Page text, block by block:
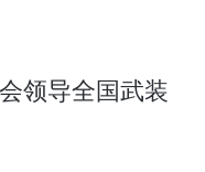
领导全国武装